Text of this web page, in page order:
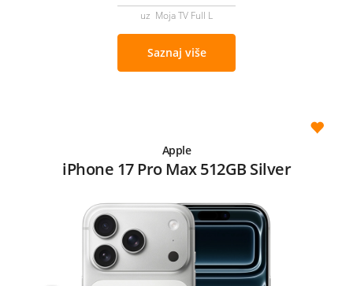
uz Moja TV Full L
Saznaj više
Apple
iPhone 17 Pro Max 512GB Silver